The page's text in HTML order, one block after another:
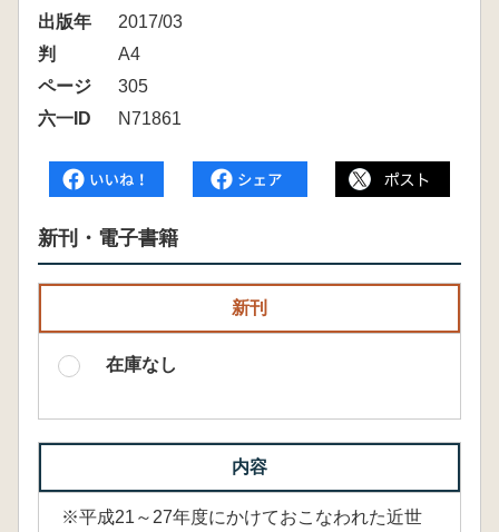
出版年
2017/03
判
A4
ページ
305
六一ID
N71861
新刊・電子書籍
新刊
在庫なし
内容
※平成21～27年度にかけておこなわれた近世